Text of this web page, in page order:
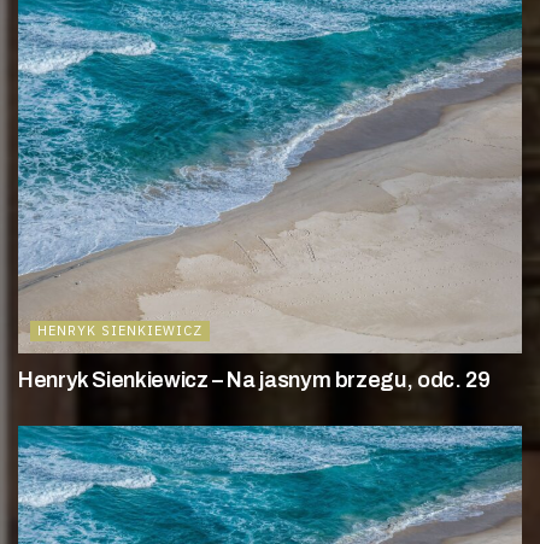
HENRYK SIENKIEWICZ
Henryk Sienkiewicz – Na jasnym brzegu, odc. 29